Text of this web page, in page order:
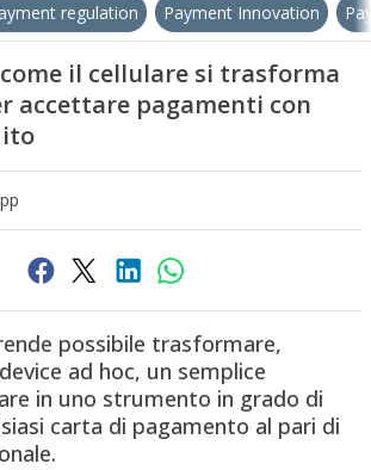
regulation Payment Innovation
come il cellulare si trasforma
accettare pagamenti con
possibile trasformare,
ad hoc, un semplice
in uno strumento in grado di
carta di pagamento al pari di